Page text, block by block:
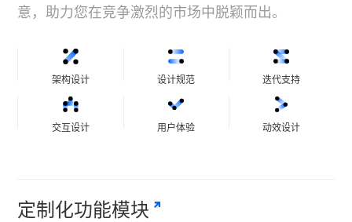
意，助力您在竞争激烈的市场中脱颖而出。
架构设计 设计规范 迭代支持
交互设计 用户体验 动效设计
定制化功能模块